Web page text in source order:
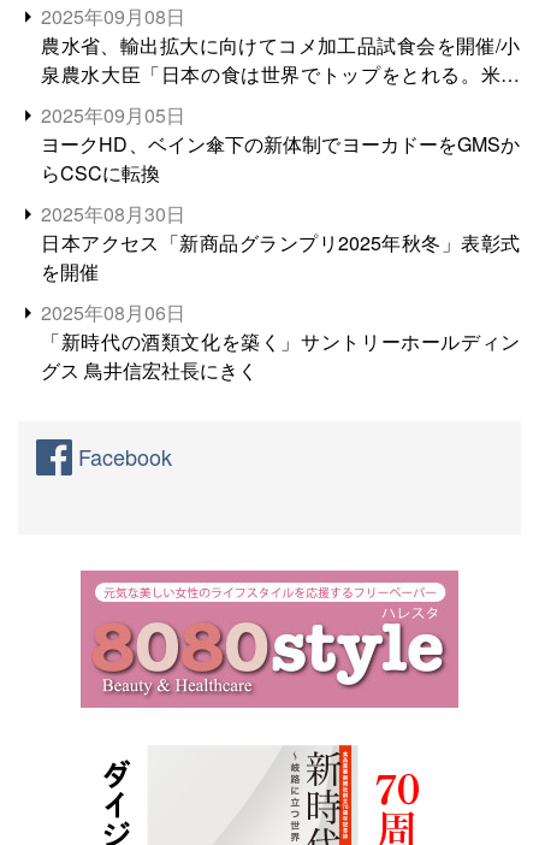
2025年09月08日
農水省、輸出拡大に向けてコメ加工品試食会を開催/小
泉農水大臣「日本の食は世界でトップをとれる。米増
産に向けて、米輸出需要の拡大を」
2025年09月05日
ヨークHD、ベイン傘下の新体制でヨーカドーをGMSか
らCSCに転換
2025年08月30日
日本アクセス「新商品グランプリ2025年秋冬」表彰式
を開催
2025年08月06日
「新時代の酒類文化を築く」サントリーホールディン
グス 鳥井信宏社長にきく
Facebook